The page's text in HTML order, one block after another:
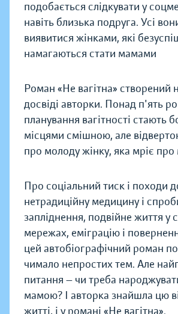
подобається слідкувати у
навіть близька подруга. Усі
виявитися жінками, які
намагаються стати мамами
Роман «Не вагітна» створений
досвіді авторки. Понад п'ять
планування вагітності стають
місцями смішною, але
про молоду жінку, яка мріє
Про соціальний тиск і походи
нетрадиційну медицину і
запліднення, подвійне життя у
мережах, еміграцію і
цей автобіографічний роман
чимало непростих тем. Але
питання — чи треба
мамою? І авторка знайшла цю
житті, і у романі «Не вагітна».